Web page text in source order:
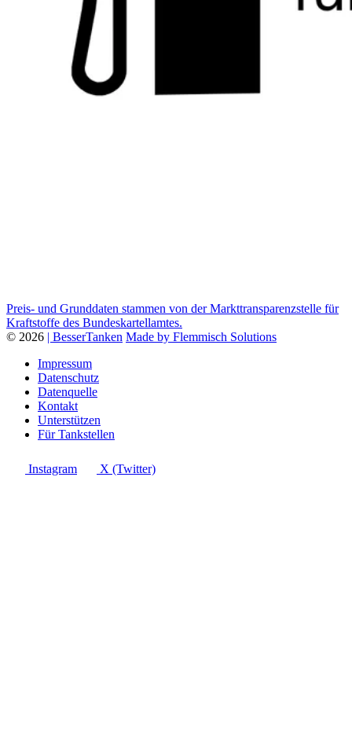
Preis- und Grunddaten stammen von der Markttransparenzstelle für
Kraftstoffe des Bundeskartellamtes.
© 2026 | BesserTanken Made by Flemmisch Solutions
Impressum
Datenschutz
Datenquelle
Kontakt
Unterstützen
Für Tankstellen
Instagram X (Twitter)